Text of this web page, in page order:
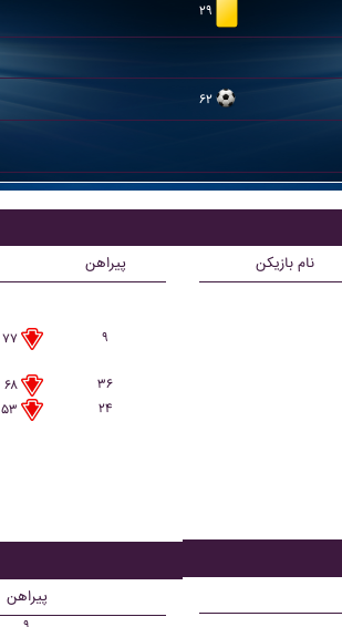
۲۹
۶۲
پیراهن
۷۷
۹
۶۸
۳۶
۵۳
۲۴
پیراهن
نام بازیکن